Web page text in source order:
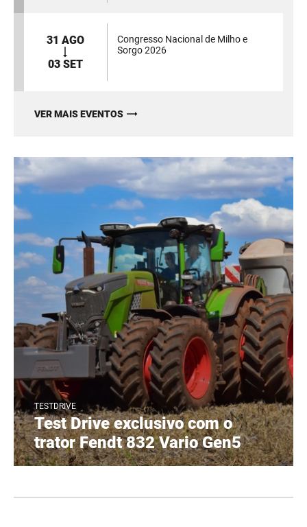
31 AGO
03 SET
Congresso Nacional de Milho e
Sorgo 2026
VER MAIS EVENTOS
TESTDRIVE
Test Drive exclusivo com o
trator Fendt 832 Vario Gen5